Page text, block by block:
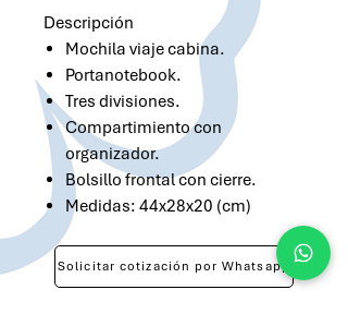
Descripción
Mochila viaje cabina.
Portanotebook.
Tres divisiones.
Compartimiento con
organizador.
Bolsillo frontal con cierre.
Medidas: 44x28x20 (cm)
Solicitar cotización por Whatsapp